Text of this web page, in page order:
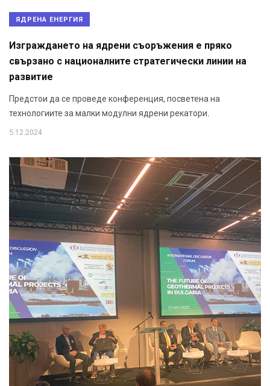
ЯДРЕНА ЕНЕРГИЯ
Изграждането на ядрени съоръжения е пряко
свързано с националните стратегически линии на
развитие
Предстои да се проведе конференция, посветена на
технологиите за малки модулни ядрени рекатори.
5.12.2024